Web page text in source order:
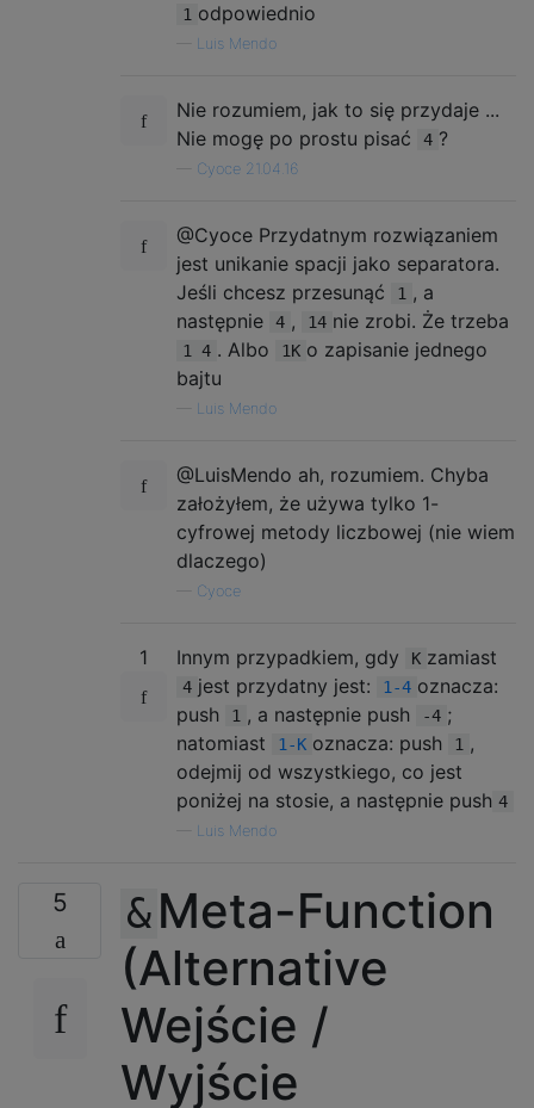
1 odpowiednio
Luis Mendo
Nie rozumiem, jak to się przydaje ...
Nie mogę po prostu pisać
4 ?
Cyoce 21.04.16
@Cyoce Przydatnym rozwiązaniem
jest unikanie spacji jako separatora.
Jeśli chcesz przesunąć
1 , a
następnie
4 , 14 nie zrobi. Że trzeba
1 4 . Albo 1K o zapisanie jednego
bajtu
Luis Mendo
@LuisMendo ah, rozumiem. Chyba
założyłem, że używa tylko 1-
cyfrowej metody liczbowej (nie wiem
dlaczego)
Cyoce
1 Innym przypadkiem, gdy K zamiast
4 jest przydatny jest: 1-4 oznacza:
push
1 , a następnie push -4 ;
natomiast
1-K oznacza: push 1 ,
odejmij od wszystkiego, co jest
poniżej na stosie, a następnie push 4
Luis Mendo
5 & Meta-Function
(Alternative
Wejście /
Wyjście